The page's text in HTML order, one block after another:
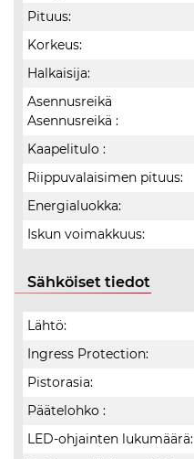
Pituus:
Korkeus:
Halkaisija:
Asennusreikä
Asennusreikä :
Kaapelitulo :
Riippuvalaisimen pituus:
Energialuokka:
Iskun voimakkuus:
Sähköiset tiedot
Lähtö:
Ingress Protection:
Pistorasia:
Päätelohko :
LED-ohjainten lukumäärä: